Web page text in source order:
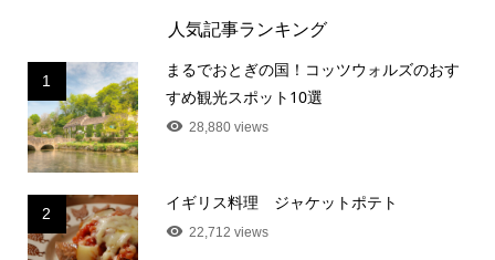
人気記事ランキング
1
まるでおとぎの国！コッツウォルズのおす
すめ観光スポット10選
28,880 views
2
イギリス料理 ジャケットポテト
22,712 views